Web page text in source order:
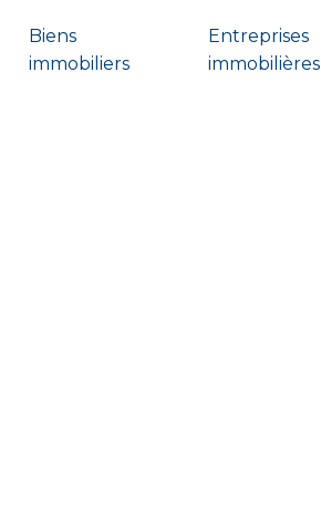
Biens
immobiliers
Entreprises
immobilières